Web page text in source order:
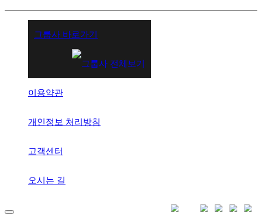
그룹사 바로가기
이용약관
개인정보 처리방침
고객센터
오시는 길